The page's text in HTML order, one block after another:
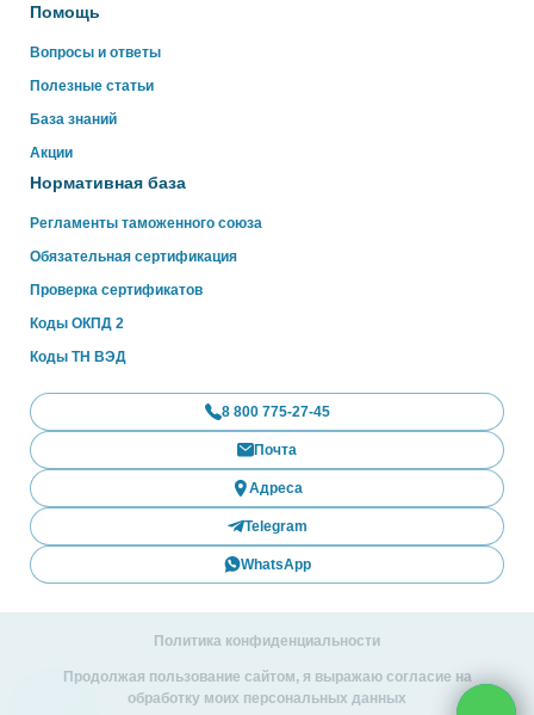
Помощь
Вопросы и ответы
Полезные статьи
База знаний
Акции
Нормативная база
Регламенты таможенного союза
Обязательная сертификация
Проверка сертификатов
Коды ОКПД 2
Коды ТН ВЭД
8 800 775-27-45
Почта
Адреса
Telegram
WhatsApp
Политика конфиденциальности
Продолжая пользование сайтом, я выражаю согласие на
обработку моих персональных данных